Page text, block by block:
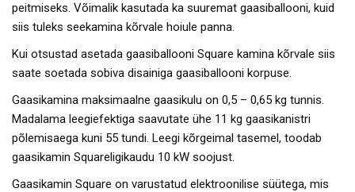
peitmiseks. Võimalik kasutada ka suuremat gaasiballooni, kuid
siis tuleks seekamina kõrvale hoiule panna.
Kui otsustad asetada gaasiballooni Square kamina kõrvale siis
saate soetada sobiva disainiga gaasiballooni korpuse.
Gaasikamina maksimaalne gaasikulu on 0,5 – 0,65 kg tunnis.
Madalama leegiefektiga saavutate ühe 11 kg gaasikanistri
põlemisaega kuni 55 tundi. Leegi kõrgeimal tasemel, toodab
gaasikamin Squareligikaudu 10 kW soojust.
Gaasikamin Square on varustatud elektroonilise süütega, mis